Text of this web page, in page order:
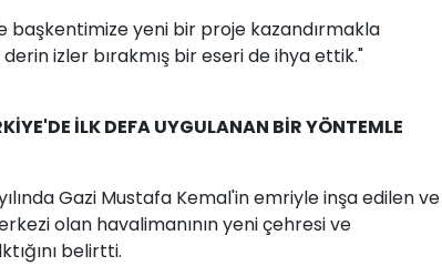
başkentimize yeni bir proje kazandırmakla
izler bırakmış bir eseri de ihya ettik."
İLK DEFA UYGULANAN BİR YÖNTEMLE
Gazi Mustafa Kemal'in emriyle inşa edilen ve
olan havalimanının yeni çehresi ve
belirtti.